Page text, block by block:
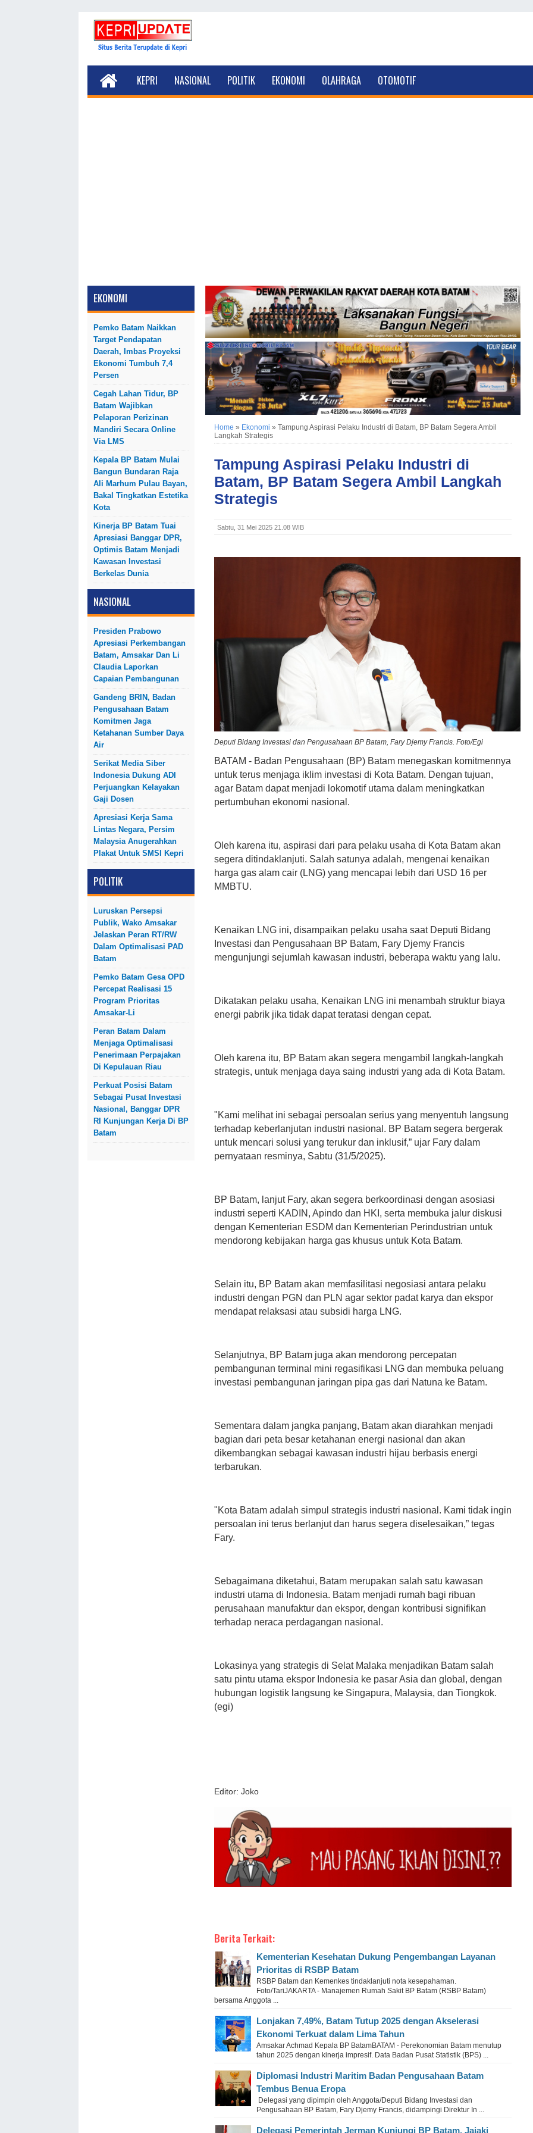
KEPRI NASIONAL POLITIK EKONOMI OLAHRAGA OTOMOTIF
EKONOMI
Pemko Batam Naikkan
Target Pendapatan
Daerah, Imbas Proyeksi
Ekonomi Tumbuh 7,4
Persen
Cegah Lahan Tidur, BP
Batam Wajibkan
Pelaporan Perizinan
Mandiri Secara Online
Via LMS
Kepala BP Batam Mulai
Bangun Bundaran Raja
Ali Marhum Pulau Bayan,
Bakal Tingkatkan Estetika
Kota
Kinerja BP Batam Tuai
Apresiasi Banggar DPR,
Optimis Batam Menjadi
Kawasan Investasi
Berkelas Dunia
NASIONAL
Presiden Prabowo
Apresiasi Perkembangan
Batam, Amsakar Dan Li
Claudia Laporkan
Capaian Pembangunan
Gandeng BRIN, Badan
Pengusahaan Batam
Komitmen Jaga
Ketahanan Sumber Daya
Air
Serikat Media Siber
Indonesia Dukung ADI
Perjuangkan Kelayakan
Gaji Dosen
Apresiasi Kerja Sama
Lintas Negara, Persim
Malaysia Anugerahkan
Plakat Untuk SMSI Kepri
POLITIK
Luruskan Persepsi
Publik, Wako Amsakar
Jelaskan Peran RT/RW
Dalam Optimalisasi PAD
Batam
Pemko Batam Gesa OPD
Percepat Realisasi 15
Program Prioritas
Amsakar-Li
Peran Batam Dalam
Menjaga Optimalisasi
Penerimaan Perpajakan
Di Kepulauan Riau
Perkuat Posisi Batam
Sebagai Pusat Investasi
Nasional, Banggar DPR
RI Kunjungan Kerja Di BP
Batam
Home » Ekonomi » Tampung Aspirasi Pelaku Industri di Batam, BP Batam Segera Ambil
Langkah Strategis
Tampung Aspirasi Pelaku Industri di
Batam, BP Batam Segera Ambil Langkah
Strategis
Sabtu, 31 Mei 2025 21.08 WIB
Deputi Bidang Investasi dan Pengusahaan BP Batam, Fary Djemy Francis. Foto/Egi
BATAM - Badan Pengusahaan (BP) Batam menegaskan komitmennya
untuk terus menjaga iklim investasi di Kota Batam. Dengan tujuan,
agar Batam dapat menjadi lokomotif utama dalam meningkatkan
pertumbuhan ekonomi nasional.
Oleh karena itu, aspirasi dari para pelaku usaha di Kota Batam akan
segera ditindaklanjuti. Salah satunya adalah, mengenai kenaikan
harga gas alam cair (LNG) yang mencapai lebih dari USD 16 per
MMBTU.
Kenaikan LNG ini, disampaikan pelaku usaha saat Deputi Bidang
Investasi dan Pengusahaan BP Batam, Fary Djemy Francis
mengunjungi sejumlah kawasan industri, beberapa waktu yang lalu.
Dikatakan pelaku usaha, Kenaikan LNG ini menambah struktur biaya
energi pabrik jika tidak dapat teratasi dengan cepat.
Oleh karena itu, BP Batam akan segera mengambil langkah-langkah
strategis, untuk menjaga daya saing industri yang ada di Kota Batam.
"Kami melihat ini sebagai persoalan serius yang menyentuh langsung
terhadap keberlanjutan industri nasional. BP Batam segera bergerak
untuk mencari solusi yang terukur dan inklusif,” ujar Fary dalam
pernyataan resminya, Sabtu (31/5/2025).
BP Batam, lanjut Fary, akan segera berkoordinasi dengan asosiasi
industri seperti KADIN, Apindo dan HKI, serta membuka jalur diskusi
dengan Kementerian ESDM dan Kementerian Perindustrian untuk
mendorong kebijakan harga gas khusus untuk Kota Batam.
Selain itu, BP Batam akan memfasilitasi negosiasi antara pelaku
industri dengan PGN dan PLN agar sektor padat karya dan ekspor
mendapat relaksasi atau subsidi harga LNG.
Selanjutnya, BP Batam juga akan mendorong percepatan
pembangunan terminal mini regasifikasi LNG dan membuka peluang
investasi pembangunan jaringan pipa gas dari Natuna ke Batam.
Sementara dalam jangka panjang, Batam akan diarahkan menjadi
bagian dari peta besar ketahanan energi nasional dan akan
dikembangkan sebagai kawasan industri hijau berbasis energi
terbarukan.
"Kota Batam adalah simpul strategis industri nasional. Kami tidak ingin
persoalan ini terus berlanjut dan harus segera diselesaikan,” tegas
Fary.
Sebagaimana diketahui, Batam merupakan salah satu kawasan
industri utama di Indonesia. Batam menjadi rumah bagi ribuan
perusahaan manufaktur dan ekspor, dengan kontribusi signifikan
terhadap neraca perdagangan nasional.
Lokasinya yang strategis di Selat Malaka menjadikan Batam salah
satu pintu utama ekspor Indonesia ke pasar Asia dan global, dengan
hubungan logistik langsung ke Singapura, Malaysia, dan Tiongkok.
(egi)
Editor: Joko
Berita Terkait:
Kementerian Kesehatan Dukung Pengembangan Layanan
Prioritas di RSBP Batam
RSBP Batam dan Kemenkes tindaklanjuti nota kesepahaman.
Foto/TariJAKARTA - Manajemen Rumah Sakit BP Batam (RSBP Batam)
bersama Anggota ...
Lonjakan 7,49%, Batam Tutup 2025 dengan Akselerasi
Ekonomi Terkuat dalam Lima Tahun
Amsakar Achmad Kepala BP BatamBATAM - Perekonomian Batam menutup
tahun 2025 dengan kinerja impresif. Data Badan Pusat Statistik (BPS) ...
Diplomasi Industri Maritim Badan Pengusahaan Batam
Tembus Benua Eropa
Delegasi yang dipimpin oleh Anggota/Deputi Bidang Investasi dan
Pengusahaan BP Batam, Fary Djemy Francis, didampingi Direktur In ...
Delegasi Pemerintah Jerman Kunjungi BP Batam, Jajaki